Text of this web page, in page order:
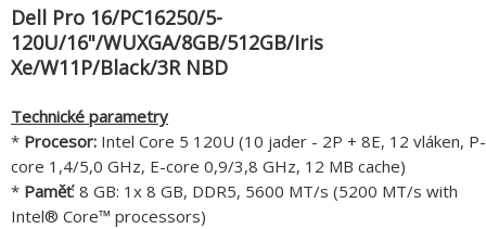
Dell Pro 16/PC16250/5-
120U/16"/WUXGA/8GB/512GB/Iris
Xe/W11P/Black/3R NBD
Technické parametry
* Procesor: Intel Core 5 120U (10 jader - 2P + 8E, 12 vláken, P-
core 1,4/5,0 GHz, E-core 0,9/3,8 GHz, 12 MB cache)
* Paměť: 8 GB: 1x 8 GB, DDR5, 5600 MT/s (5200 MT/s with
Intel® Core™ processors)